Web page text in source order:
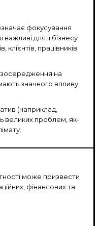
фокусування
важливі для її бізнесу
клієнтів, працівників
зосередження на
значного впливу
(наприклад,
великих проблем, як-
може призвести
фінансових та